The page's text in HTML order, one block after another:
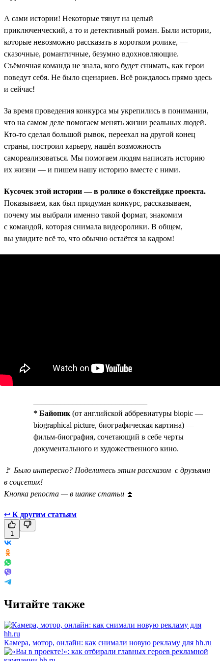
А сами истории! Некоторые тянут на целый
приключенческий, а то и детективный роман. Были истории,
которые невозможно рассказать в коротком ролике, —
сказочные, романтичные, безумно вдохновляющие.
Съёмочная команда не знала, кого будет снимать, как герои
поведут себя. Не было сценариев. Всё рождалось прямо здесь
и сейчас!
За время проведения конкурса мы укрепились в понимании,
что на самом деле помогаем менять жизни реальных людей.
Кто-то сделал большой рывок, переехал на другой конец
страны, построил карьеру, нашёл возможность
самореализоваться. Мы помогаем людям написать историю
их жизни — и пишем нашу историю вместе с ними.
Кусочек этой истории — в ролике о бэкстейдже проекта.
Показываем, как был придуман конкурс, рассказываем,
почему мы выбрали именно такой формат, знакомим
с командой, которая снимала видеоролики. В общем,
вы увидите всё то, что обычно остаётся за кадром!
* Байопик (от английской аббревиатуры biopic —
biographical picture, биографическая картина) —
фильм-биография, сочетающий в себе черты
документального и художественного кино.
🚩 Было интересно? Поделитесь этим рассказом с друзьями
в соцсетях!
Кнопка репоста — в шапке статьи ⏫
↩ К другим статьям
1
Читайте также
Камера, мотор, онлайн: как снимали новую рекламу для hh.ru